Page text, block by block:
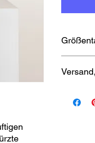
Produkten
du am